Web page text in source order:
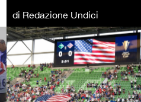
di Redazione Undici
CALCIO